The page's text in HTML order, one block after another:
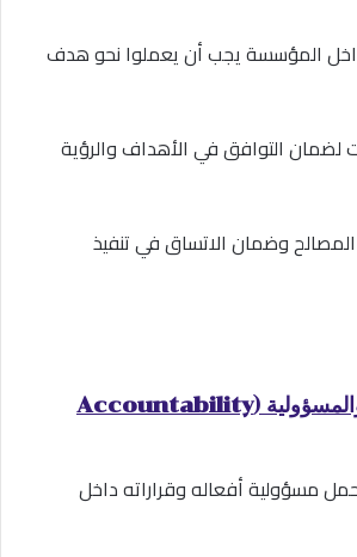
المؤسسة يجب أن يعملوا نحو هدف
لضمان التوافق في الأهداف والرؤية
المصالح وضمان الاتساق في تنفيذ
6. مبدأ المساءلة والمسؤولية (Accountability
مسؤولية أفعاله وقراراته داخل